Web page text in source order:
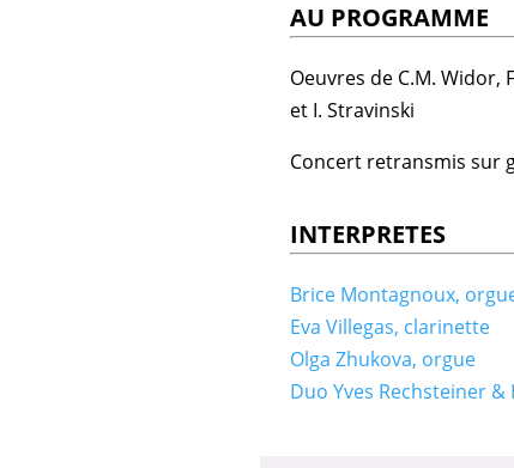
AU PROGRAMME
Oeuvres de C.M. Widor,
et I. Stravinski
Concert retransmis sur
INTERPRETES
Brice Montagnoux,
Eva Villegas, clarinette
Olga Zhukova, orgue
Duo Yves Rechsteiner